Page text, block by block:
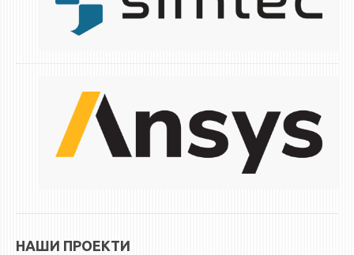
БИБЛИОТЕКА
ДА ВИНЧИ МАГАЗИН
СТИПЕНДИИ/ПРАКСИ
СТИПЕНДИИ
ПРАКСИ
НАШИ ПРОЕКТИ